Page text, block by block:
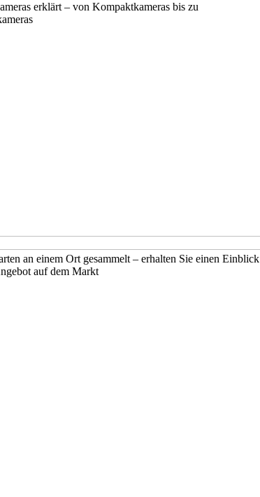
erklärt – von Kompaktkameras bis zu
an einem Ort gesammelt – erhalten Sie einen Einblick
auf dem Markt